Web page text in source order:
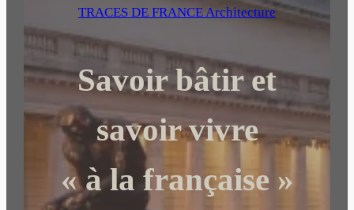
r
h
r
TRACES DE FRANCE Architecture
Savoir bâtir et
savoir vivre
« à la française »